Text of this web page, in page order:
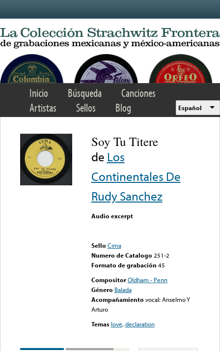
Inicio Búsqueda
Canciones
Artistas
Sellos Blog Español
Soy Tu Titere
de Los
Continentales De
Rudy Sanchez
Audio excerpt
Sello Cima
Numero de Catalogo 251-2
Formato de grabación 45
Compositor Oldham - Penn
Género Balada
Acompañamiento vocal: Anselmo Y
Arturo
Temas love,declaration